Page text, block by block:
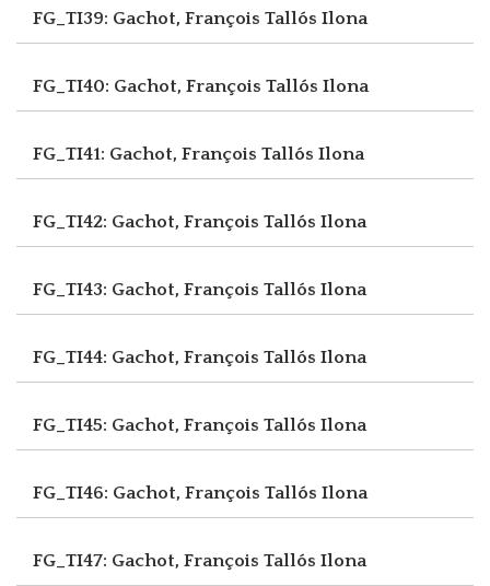
FG_TI39: Gachot, François Tallós Ilona
FG_TI40: Gachot, François Tallós Ilona
FG_TI41: Gachot, François Tallós Ilona
FG_TI42: Gachot, François Tallós Ilona
FG_TI43: Gachot, François Tallós Ilona
FG_TI44: Gachot, François Tallós Ilona
FG_TI45: Gachot, François Tallós Ilona
FG_TI46: Gachot, François Tallós Ilona
FG_TI47: Gachot, François Tallós Ilona